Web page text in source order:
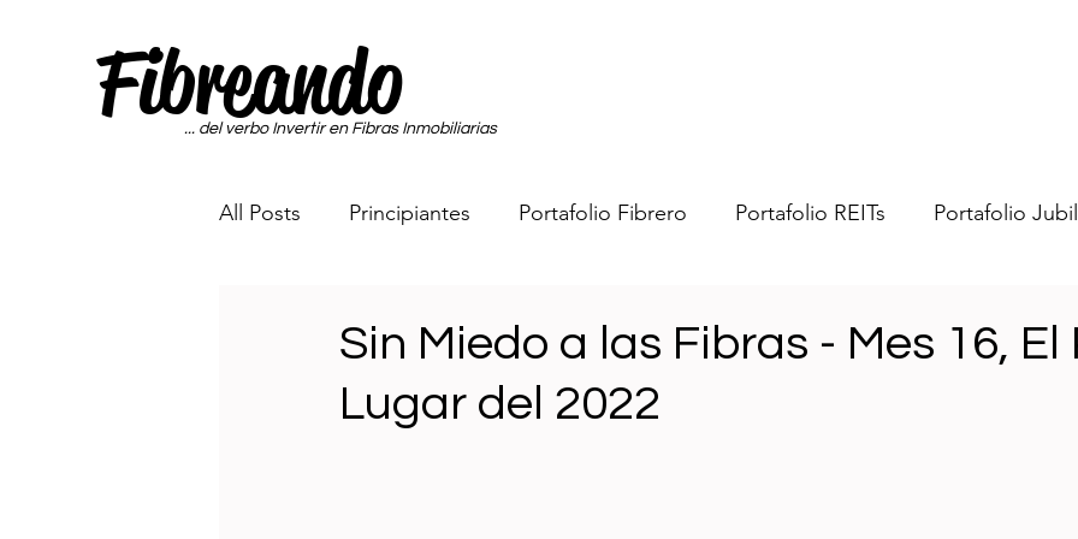
Fibreando
... del verbo Invertir en Fibras Inmobiliarias
All Posts Principiantes Portafolio Fibrero Portafolio REITs Portafolio
Maquina Generadora de Dinero General
Sin Miedo a las Fibras - Mes 16, El
Lugar del 2022